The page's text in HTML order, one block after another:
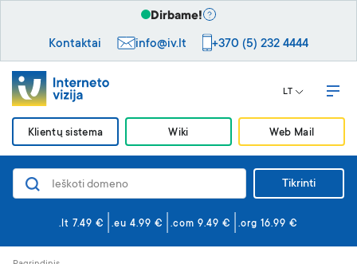
Kontaktai info@iv.lt +370 (5) 232 4444
Dirbame!
LT
Domenai
Svetainės ir el. paštas
Svetainės kūrimas
Klientų sistema Wiki Web Mail
Tikrinti
.lt 7.49 € .eu 4.99 € .com 9.49 € .org 16.99 €